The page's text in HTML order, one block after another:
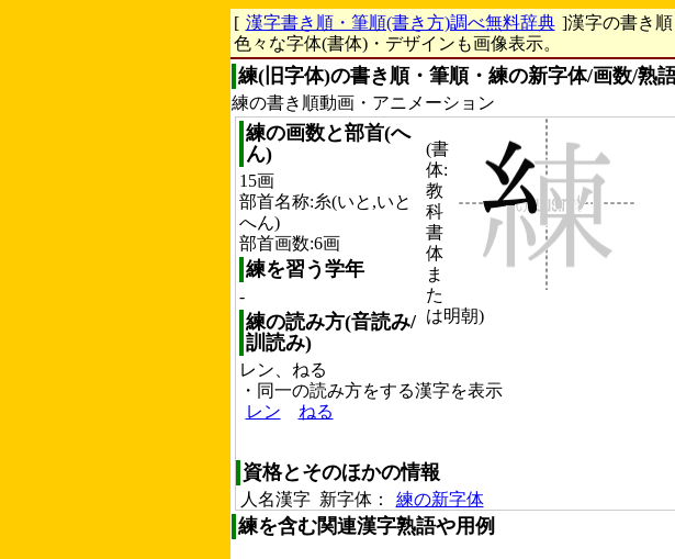
[ 漢字書き順・筆順(書き方)調べ無料辞典 ]漢字の書き
色々な字体(書体)・デザインも画像表示。
練(旧字体)の書き順・筆順・練の新字体/画数/熟
練の書き順動画・アニメーション
(書
体:
教
科
書
体
ま
た
は明朝)
練の画数と部首(へ
ん)
15画
部首名称:糸(いと,いと
へん)
部首画数:6画
練を習う学年
-
練の読み方(音読み/
訓読み)
レン、ねる
・同一の読み方をする漢字を表示
レン
ねる
資格とそのほかの情報
人名漢字 新字体： 練の新字体
練を含む関連漢字熟語や用例